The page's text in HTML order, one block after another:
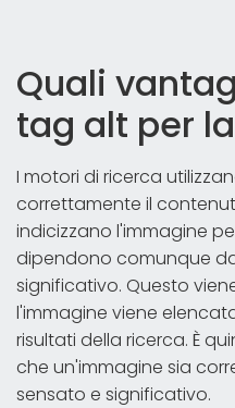
Quali
tag alt per la
I motori di ricerca
correttamente il
indicizzano l'immagine
dipendono comunque
significativo. Questo
l'immagine viene
risultati della ricerca. È
che un'immagine sia
sensato e significativo.